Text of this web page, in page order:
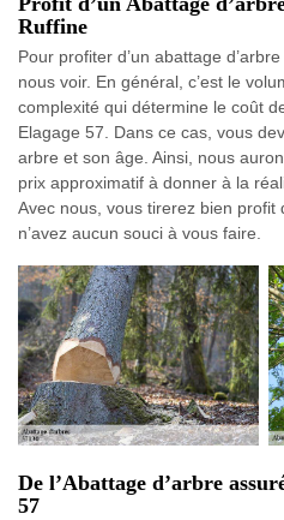
Ruffine
Pour profiter d’un abattage
nous voir. En général, c’est le
complexité qui détermine le coût
Elagage 57. Dans ce cas, vous
arbre et son âge. Ainsi, nous
prix approximatif à donner à la
Avec nous, vous tirerez bien profit
n’avez aucun souci à vous faire.
De l’Abattage d’arbre
57